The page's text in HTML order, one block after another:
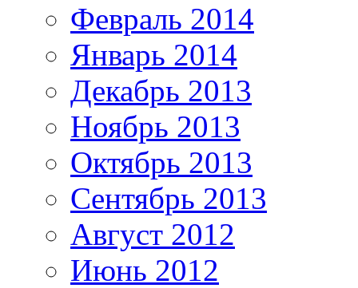
Февраль 2014
Январь 2014
Декабрь 2013
Ноябрь 2013
Октябрь 2013
Сентябрь 2013
Август 2012
Июнь 2012